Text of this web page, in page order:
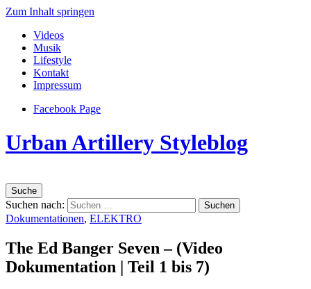
Zum Inhalt springen
Videos
Musik
Lifestyle
Kontakt
Impressum
Facebook Page
Urban Artillery Styleblog
Suche
Suchen nach:
Dokumentationen, ELEKTRO
The Ed Banger Seven – (Video
Dokumentation | Teil 1 bis 7)